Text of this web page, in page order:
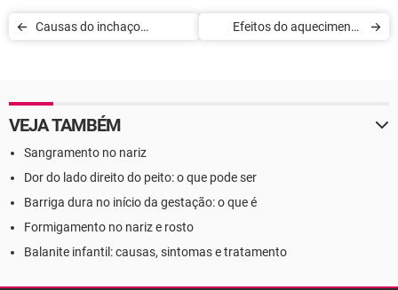
Causas do inchaço
Efeitos do aquecimento
VEJA TAMBÉM
Sangramento no nariz
Dor do lado direito do peito: o que pode ser
Barriga dura no início da gestação: o que é
Formigamento no nariz e rosto
Balanite infantil: causas, sintomas e tratamento